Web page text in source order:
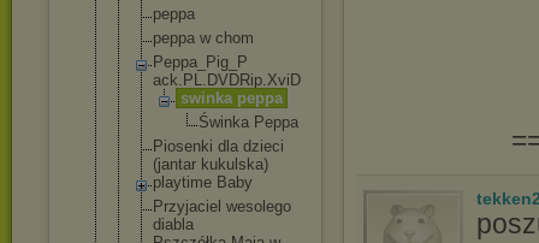
peppa
peppa w chom
Peppa_Pig_P
ack.PL.DVDRip.XviD
swinka peppa
Świnka Peppa
Piosenki dla dzieci
(jantar kukulska)
playtime Baby
Przyjaciel wesolego
diabla